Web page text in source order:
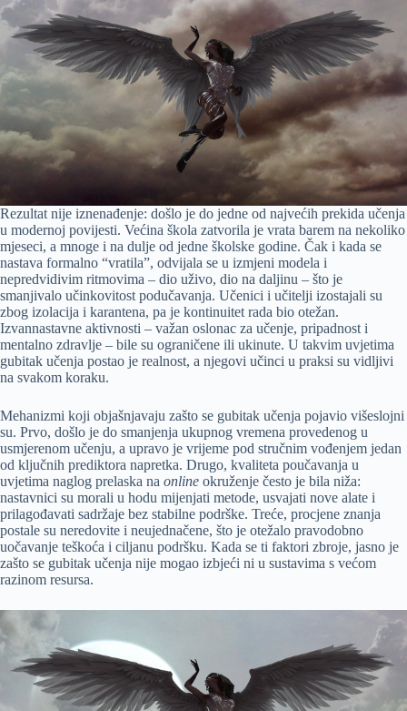
Rezultat nije iznenađenje: došlo je do jedne od najvećih prekida učenja
u modernoj povijesti. Većina škola zatvorila je vrata barem na nekoliko
mjeseci, a mnoge i na dulje od jedne školske godine. Čak i kada se
nastava formalno “vratila”, odvijala se u izmjeni modela i
nepredvidivim ritmovima – dio uživo, dio na daljinu – što je
smanjivalo učinkovitost podučavanja. Učenici i učitelji izostajali su
zbog izolacija i karantena, pa je kontinuitet rada bio otežan.
Izvannastavne aktivnosti – važan oslonac za učenje, pripadnost i
mentalno zdravlje – bile su ograničene ili ukinute. U takvim uvjetima
gubitak učenja postao je realnost, a njegovi učinci u praksi su vidljivi
na svakom koraku.
Mehanizmi koji objašnjavaju zašto se gubitak učenja pojavio višeslojni
su. Prvo, došlo je do smanjenja ukupnog vremena provedenog u
usmjerenom učenju, a upravo je vrijeme pod stručnim vođenjem jedan
od ključnih prediktora napretka. Drugo, kvaliteta poučavanja u
uvjetima naglog prelaska na online okruženje često je bila niža:
nastavnici su morali u hodu mijenjati metode, usvajati nove alate i
prilagođavati sadržaje bez stabilne podrške. Treće, procjene znanja
postale su neredovite i neujednačene, što je otežalo pravodobno
uočavanje teškoća i ciljanu podršku. Kada se ti faktori zbroje, jasno je
zašto se gubitak učenja nije mogao izbjeći ni u sustavima s većom
razinom resursa.